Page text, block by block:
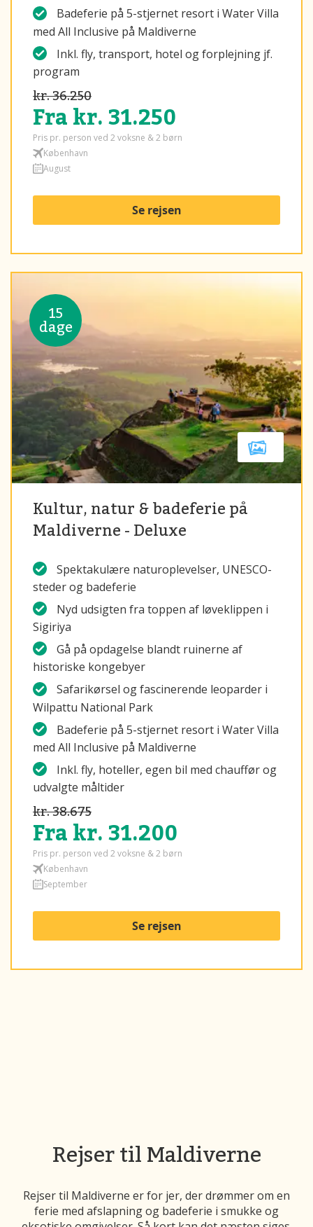
Badeferie på 5-stjernet resort i Water Villa
med All Inclusive på Maldiverne
Inkl. fly, transport, hotel og forplejning jf.
program
kr. 36.250
Fra kr. 31.250
Pris pr. person ved 2 voksne & 2 børn
København
August
Se rejsen
15
dage
Kultur, natur & badeferie på
Maldiverne - Deluxe
Spektakulære naturoplevelser, UNESCO-
steder og badeferie
Nyd udsigten fra toppen af løveklippen i
Sigiriya
Gå på opdagelse blandt ruinerne af
historiske kongebyer
Safarikørsel og fascinerende leoparder i
Wilpattu National Park
Badeferie på 5-stjernet resort i Water Villa
med All Inclusive på Maldiverne
Inkl. fly, hoteller, egen bil med chauffør og
udvalgte måltider
kr. 38.675
Fra kr. 31.200
Pris pr. person ved 2 voksne & 2 børn
København
September
Se rejsen
Rejser til Maldiverne
Rejser til Maldiverne er for jer, der drømmer om en
ferie med afslapning og badeferie i smukke og